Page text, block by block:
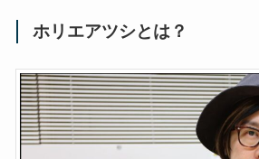
ホリエアツシとは？